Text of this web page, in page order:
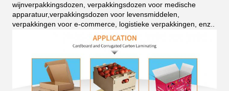
wijnverpakkingsdozen, verpakkingsdozen voor medische
apparatuur,verpakkingsdozen voor levensmiddelen,
verpakkingen voor e-commerce, logistieke verpakkingen, enz.